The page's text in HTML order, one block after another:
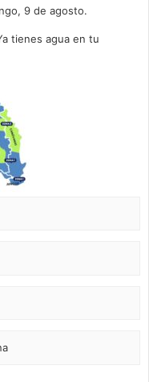
9 de agosto.
tienes agua en tu